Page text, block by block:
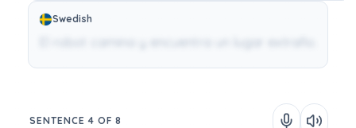
Swedish
SENTENCE 4 OF 8